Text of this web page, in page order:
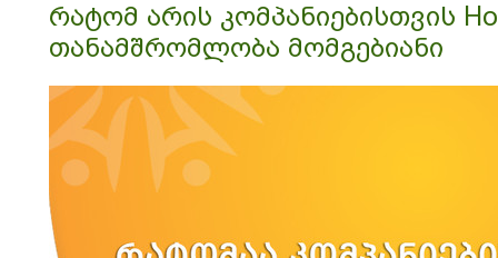
რატომ არის კომპანიებისთვის
თანამშრომლობა მომგებიანი